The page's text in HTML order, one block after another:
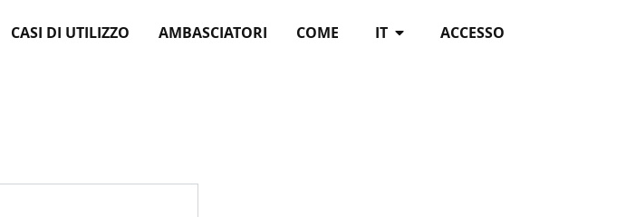
ACCESSO
IT
CASI DI UTILIZZO AMBASCIATORI COME